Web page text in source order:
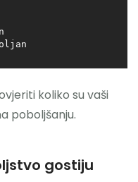
koliko su vaši
poboljšanju.
gostiju